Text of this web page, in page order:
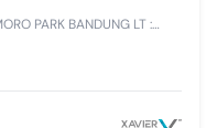
PARK BANDUNG LT :
watt Air : PDAM Lantai : 2